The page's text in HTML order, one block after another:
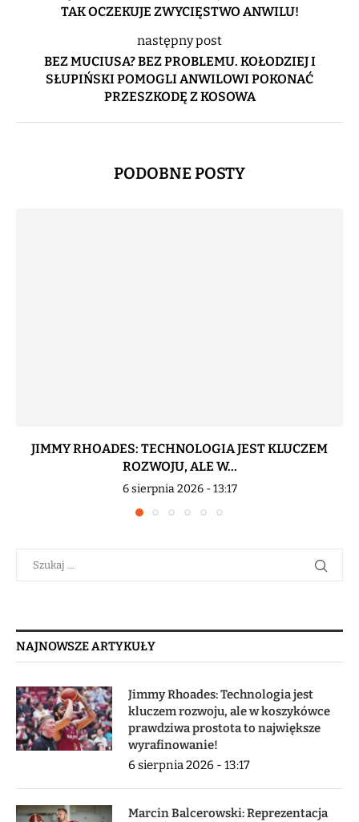
TAK OCZEKUJE ZWYCIĘSTWO ANWILU!
następny post
BEZ MUCIUSA? BEZ PROBLEMU. KOŁODZIEJ I
SŁUPIŃSKI POMOGLI ANWILOWI POKONAĆ
PRZESZKODĘ Z KOSOWA
PODOBNE POSTY
JIMMY RHOADES: TECHNOLOGIA JEST KLUCZEM
ROZWOJU, ALE W...
6 sierpnia 2026 - 13:17
NAJNOWSZE ARTYKUŁY
Jimmy Rhoades: Technologia jest
kluczem rozwoju, ale w koszykówce
prawdziwa prostota to największe
wyrafinowanie!
6 sierpnia 2026 - 13:17
Marcin Balcerowski: Reprezentacja